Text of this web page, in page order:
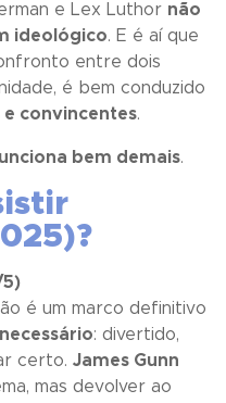
e Lex Luthor não
ideológico. E é aí que
entre dois
é bem conduzido
e convincentes.
bem demais.
é um marco definitivo
: divertido,
certo. James Gunn
mas devolver ao